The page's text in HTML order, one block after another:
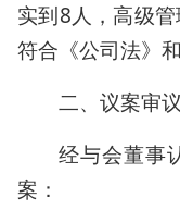
实到8人，高级
符合《公司法》
二、议案审
经与会董事
案：